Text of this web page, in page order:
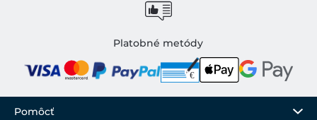
Platobné metódy
Pomôcť